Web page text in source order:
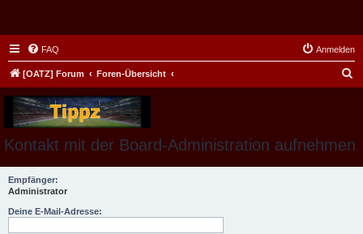
FAQ Anmelden
[OATZ] Forum Foren-Übersicht
e
Kontakt mit der Board-Administration aufnehmen
Empfänger:
Administrator
Deine E-Mail-Adresse: